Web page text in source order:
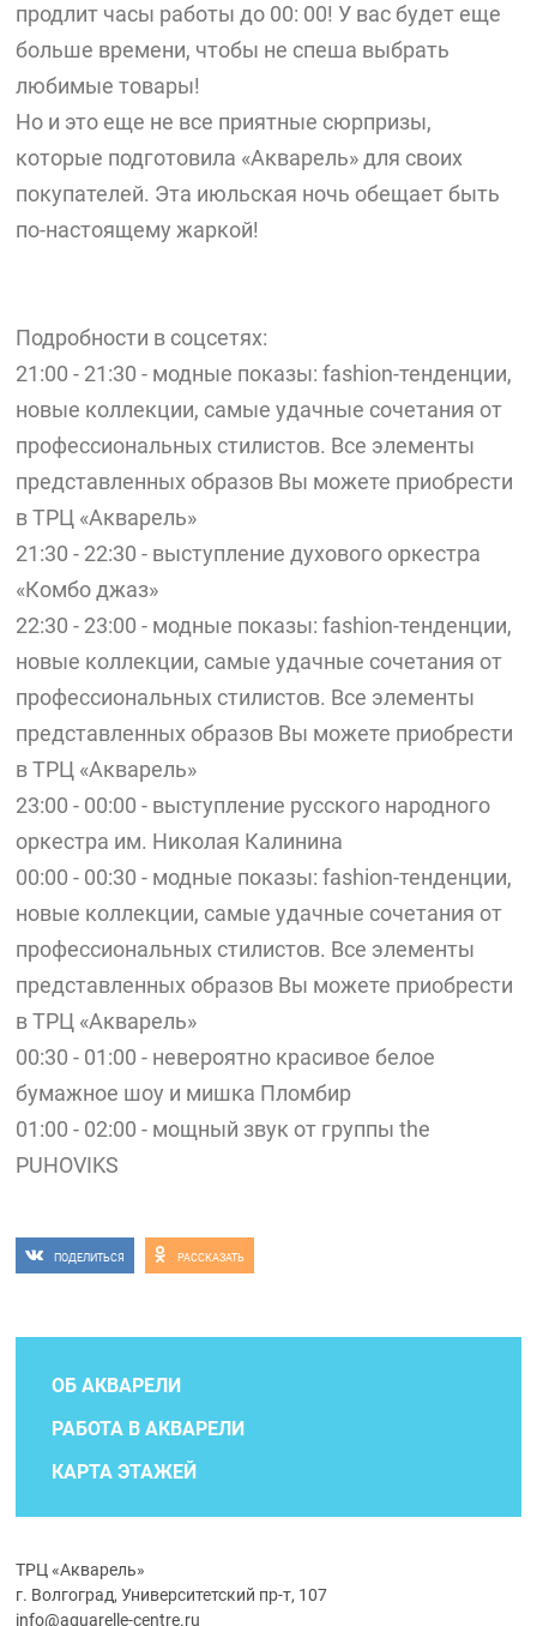
продлит часы работы до 00: 00! У вас будет еще
больше времени, чтобы не спеша выбрать
любимые товары!
Но и это еще не все приятные сюрпризы,
которые подготовила «Акварель» для своих
покупателей. Эта июльская ночь обещает быть
по-настоящему жаркой!
Подробности в соцсетях:
21:00 - 21:30 - модные показы: fashion-тенденции,
новые коллекции, самые удачные сочетания от
профессиональных стилистов. Все элементы
представленных образов Вы можете приобрести
в ТРЦ «Акварель»
21:30 - 22:30 - выступление духового оркестра
«Комбо джаз»
22:30 - 23:00 - модные показы: fashion-тенденции,
новые коллекции, самые удачные сочетания от
профессиональных стилистов. Все элементы
представленных образов Вы можете приобрести
в ТРЦ «Акварель»
23:00 - 00:00 - выступление русского народного
оркестра им. Николая Калинина
00:00 - 00:30 - модные показы: fashion-тенденции,
новые коллекции, самые удачные сочетания от
профессиональных стилистов. Все элементы
представленных образов Вы можете приобрести
в ТРЦ «Акварель»
00:30 - 01:00 - невероятно красивое белое
бумажное шоу и мишка Пломбир
01:00 - 02:00 - мощный звук от группы the
PUHOVIKS
ПОДЕЛИТЬСЯ РАССКАЗАТЬ
ОБ АКВАРЕЛИ
РАБОТА В АКВАРЕЛИ
КАРТА ЭТАЖЕЙ
ТРЦ «Акварель»
г. Волгоград, Университетский пр-т, 107
info@aquarelle-centre.ru